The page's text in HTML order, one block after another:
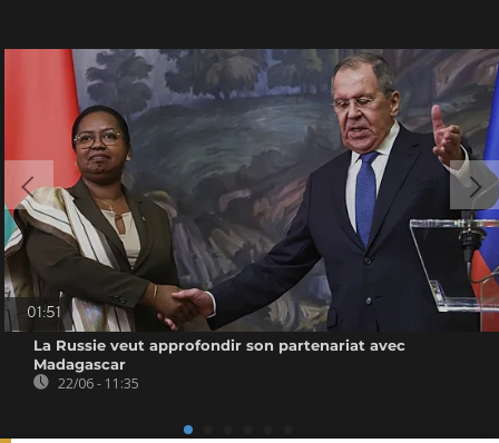
01:51
La Russie veut approfondir son partenariat avec
Madagascar
22/06 - 11:35